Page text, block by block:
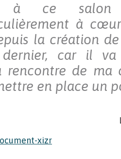
à ce
à
la création
dernier, car il
rencontre de ma
en place un